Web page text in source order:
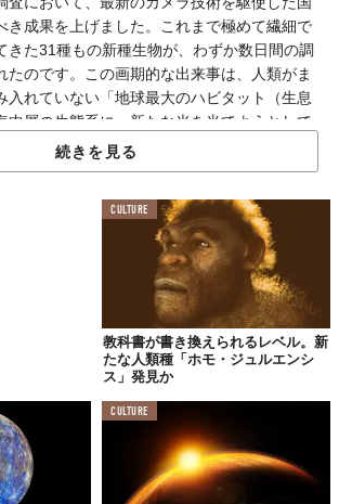
き成果を上げました。これまで極めて繊細で
きた31種もの新種生物が、わずか数日間の調
たのです。この画期的な出来事は、人類がま
入れていない「地球最大のハビタット（生息
中層の生態系に、新たな光を当てようとして
拓く深海生物調査の最前線
けない「非侵襲的」な撮影
生物の多くは非常に繊細で、従来の採取網な
、個体を損傷させてしまうことが大きな課題
では、リモート操作型無人探査機（ROV）
・撹乱することなく、自然な姿のまま記録す
た。
続きを見る
CULTURE
教科書が書き換えられるレベル。新
たな人類種「ホモ・ジュルエンシ
ス」発見か
CULTURE